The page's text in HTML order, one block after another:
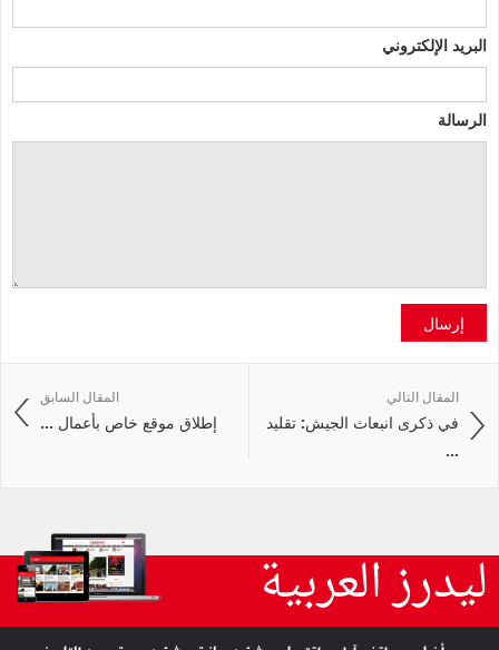
البريد الإلكتروني
الرسالة
إرسال
المقال السابق
إطلاق موقع خاص بأعمال ...
المقال التالي
في ذكرى انبعاث الجيش: تقليد
...
ليدرز العربية